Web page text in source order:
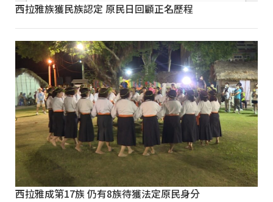
西拉雅族獲民族認定 原民日回顧正名歷程
西拉雅成第17族 仍有8族待獲法定原民身分